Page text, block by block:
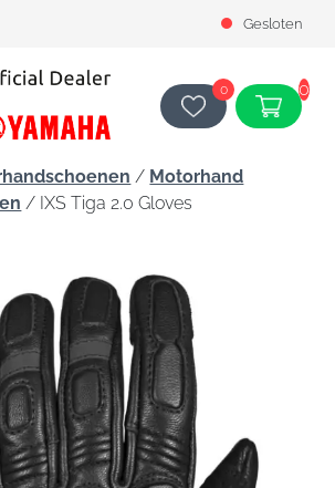
Gesloten
0 0
/ Motorhand
/ IXS Tiga 2.0 Gloves